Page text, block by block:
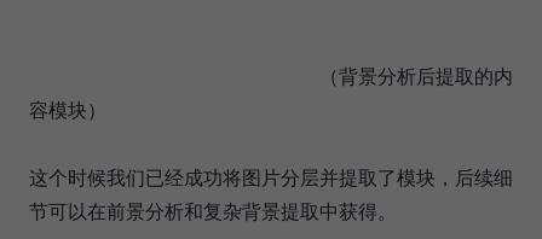
（背景分析后提取的内
容模块）
这个时候我们已经成功将图片分层并提取了模块，后续细
节可以在前景分析和复杂背景提取中获得。